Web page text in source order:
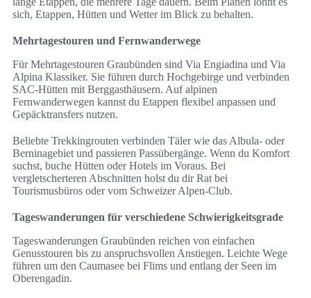
sich, Etappen, Hütten und Wetter im Blick zu behalten.
Mehrtagestouren und Fernwanderwege
Für Mehrtagestouren Graubünden sind Via Engiadina und Via
Alpina Klassiker. Sie führen durch Hochgebirge und verbinden
SAC-Hütten mit Berggasthäusern. Auf alpinen
Fernwanderwegen kannst du Etappen flexibel anpassen und
Gepäcktransfers nutzen.
Beliebte Trekkingrouten verbinden Täler wie das Albula- oder
Berninagebiet und passieren Passübergänge. Wenn du Komfort
suchst, buche Hütten oder Hotels im Voraus. Bei
vergletscherteren Abschnitten holst du dir Rat bei
Tourismusbüros oder vom Schweizer Alpen-Club.
Tageswanderungen für verschiedene Schwierigkeitsgrade
Tageswanderungen Graubünden reichen von einfachen
Genusstouren bis zu anspruchsvollen Anstiegen. Leichte Wege
führen um den Caumasee bei Flims und entlang der Seen im
Oberengadin.